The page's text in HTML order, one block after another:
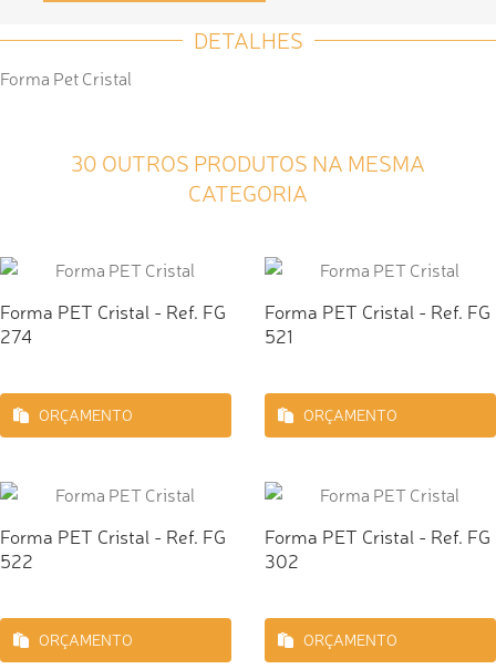
DETALHES
Forma Pet Cristal
30 OUTROS PRODUTOS NA MESMA
CATEGORIA
Forma PET Cristal - Ref. FG
274
ORÇAMENTO
Forma PET Cristal - Ref. FG
521
ORÇAMENTO
Forma PET Cristal - Ref. FG
522
ORÇAMENTO
Forma PET Cristal - Ref. FG
302
ORÇAMENTO